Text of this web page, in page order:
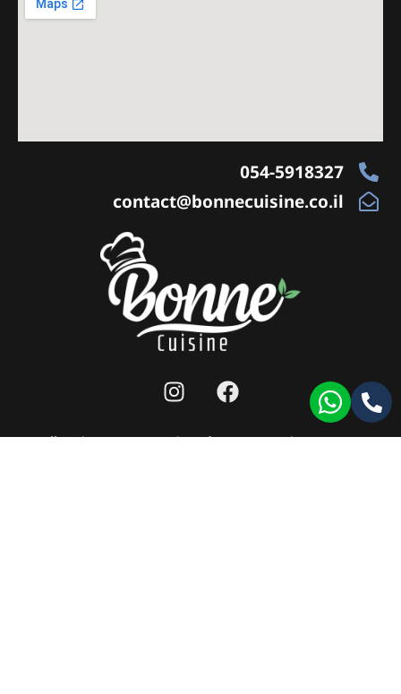
054-5918327
contact@bonnecuisine.co.il
מפת אתר|תנאי שימוש לאתר|הצהרת נגישות |
llms